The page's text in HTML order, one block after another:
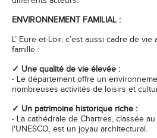
ENVIRONNEMENT FAMILIAL :
L’ Eure-et-Loir, c’est aussi cadre de
famille :
✓ Une qualité de vie élevée :
- Le département offre un
nombreuses activités de loisirs et
✓ Un patrimoine historique riche :
- La cathédrale de Chartres, classée
l'UNESCO, est un joyau architectural.